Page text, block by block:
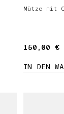
Mütze mit
150,00 €
150,00 €
IN DEN